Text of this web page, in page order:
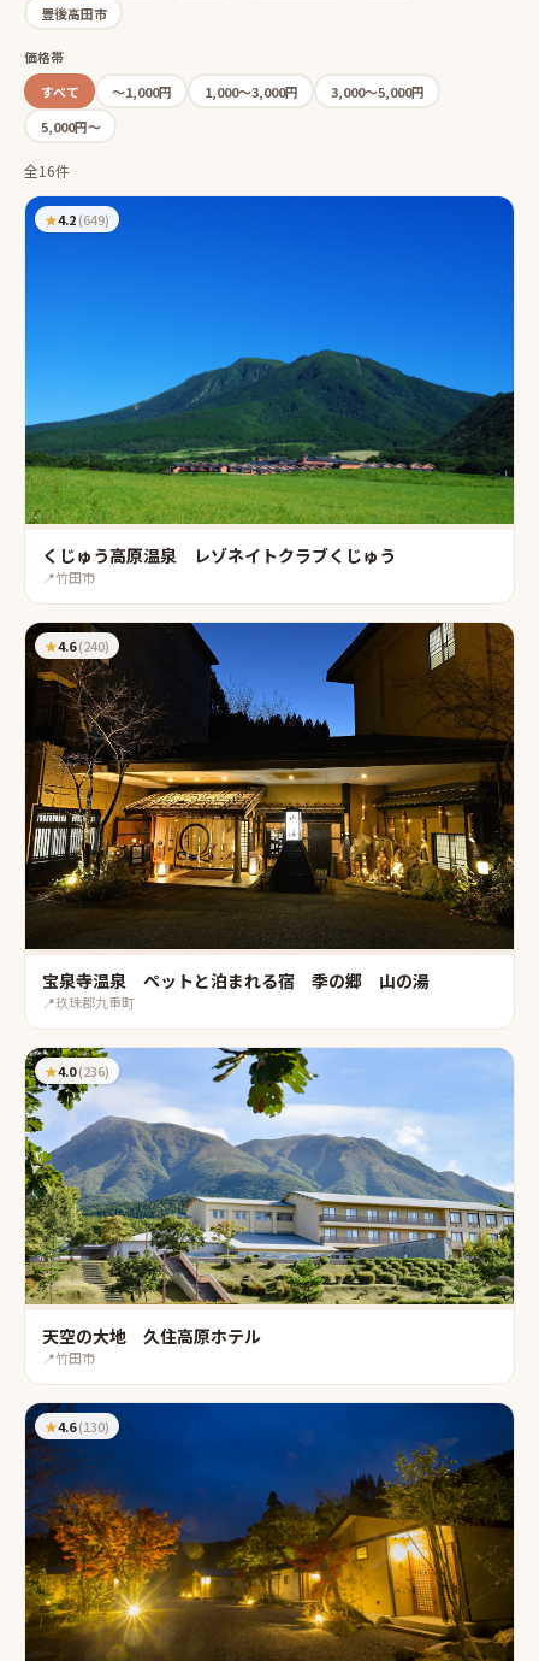
豊後高田市
価格帯
すべて
〜1,000円 1,000〜3,000円
3,000〜5,000円
5,000円〜
全16件
★4.2(649)
くじゅう高原温泉 レゾネイトクラブくじゅう
📍竹田市
★4.6(240)
宝泉寺温泉 ペットと泊まれる宿 季の郷 山の湯
📍玖珠郡九重町
★4.0(236)
天空の大地 久住高原ホテル
📍竹田市
★4.6(130)